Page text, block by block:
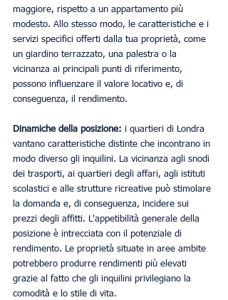
maggiore, rispetto a un appartamento più
modesto. Allo stesso modo, le caratteristiche e i
servizi specifici offerti dalla tua proprietà, come
un giardino terrazzato, una palestra o la
vicinanza ai principali punti di riferimento,
possono influenzare il valore locativo e, di
conseguenza, il rendimento.
Dinamiche della posizione: i quartieri di Londra
vantano caratteristiche distinte che incontrano in
modo diverso gli inquilini. La vicinanza agli snodi
dei trasporti, ai quartieri degli affari, agli istituti
scolastici e alle strutture ricreative può stimolare
la domanda e, di conseguenza, incidere sui
prezzi degli affitti. L'appetibilità generale della
posizione è intrecciata con il potenziale di
rendimento. Le proprietà situate in aree ambite
potrebbero produrre rendimenti più elevati
grazie al fatto che gli inquilini privilegiano la
comodità e lo stile di vita.